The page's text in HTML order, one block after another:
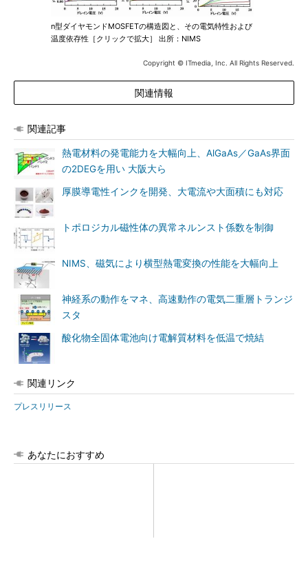
n型ダイヤモンドMOSFETの構造図と、その電気特性および
温度依存性［クリックで拡大］ 出所：NIMS
Copyright © ITmedia, Inc. All Rights Reserved.
関連情報
関連記事
熱電材料の発電能力を大幅向上、AlGaAs／GaAs界面
の2DEGを用い 大阪大ら
厚膜導電性インクを開発、大電流や大面積にも対応
トポロジカル磁性体の異常ネルンスト係数を制御
NIMS、磁気により横型熱電変換の性能を大幅向上
神経系の動作をマネ、高速動作の電気二重層トランジ
スタ
酸化物全固体電池向け電解質材料を低温で焼結
関連リンク
プレスリリース
あなたにおすすめ